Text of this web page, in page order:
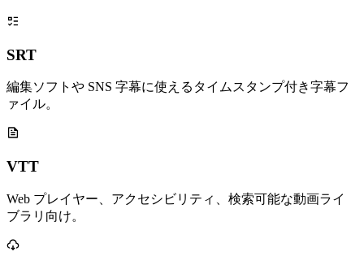
SRT
編集ソフトや SNS 字幕に使えるタイムスタンプ付き字幕フ
ァイル。
VTT
Web プレイヤー、アクセシビリティ、検索可能な動画ライ
ブラリ向け。